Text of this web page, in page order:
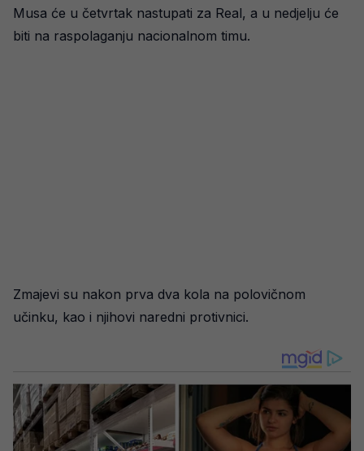
Musa će u četvrtak nastupati za Real, a u nedjelju će
biti na raspolaganju nacionalnom timu.
Zmajevi su nakon prva dva kola na polovičnom
učinku, kao i njihovi naredni protivnici.